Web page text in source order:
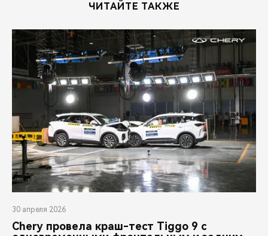
ЧИТАЙТЕ ТАКЖЕ
30 апреля 2026
Chery провела краш-тест Tiggo 9 с